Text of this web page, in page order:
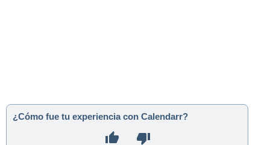
¿Cómo fue tu experiencia con Calendarr?